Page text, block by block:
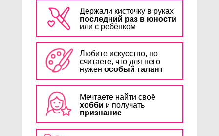
фактуру, блики, объём и
глубину без грязных
оттенков
Шаг за шагом пройдете путь
от чистого листа до
картины
ЗАРЕГИСТРИРОВАТЬСЯ
Мечтаете найти своё
хобби и получать
признание
Любите искусство, но
считаете, что для него
нужен особый талант
Держали кисточку в руках
последний раз в юности
или с ребёнком